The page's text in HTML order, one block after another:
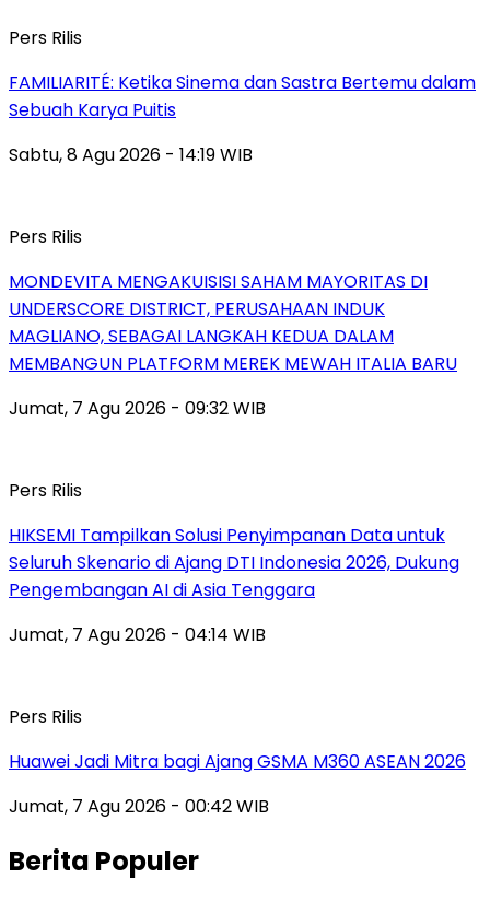
Pers Rilis
FAMILIARITÉ: Ketika Sinema dan Sastra Bertemu dalam
Sebuah Karya Puitis
Sabtu, 8 Agu 2026 - 14:19 WIB
Pers Rilis
MONDEVITA MENGAKUISISI SAHAM MAYORITAS DI
UNDERSCORE DISTRICT, PERUSAHAAN INDUK
MAGLIANO, SEBAGAI LANGKAH KEDUA DALAM
MEMBANGUN PLATFORM MEREK MEWAH ITALIA BARU
Jumat, 7 Agu 2026 - 09:32 WIB
Pers Rilis
HIKSEMI Tampilkan Solusi Penyimpanan Data untuk
Seluruh Skenario di Ajang DTI Indonesia 2026, Dukung
Pengembangan AI di Asia Tenggara
Jumat, 7 Agu 2026 - 04:14 WIB
Pers Rilis
Huawei Jadi Mitra bagi Ajang GSMA M360 ASEAN 2026
Jumat, 7 Agu 2026 - 00:42 WIB
Berita Populer